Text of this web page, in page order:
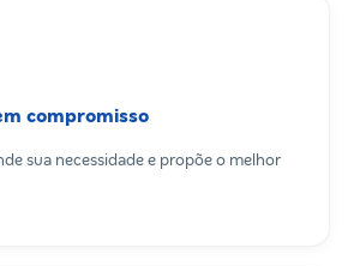
compromisso
sua necessidade e propõe o melhor